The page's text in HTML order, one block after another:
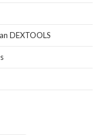
DEXTOOLS